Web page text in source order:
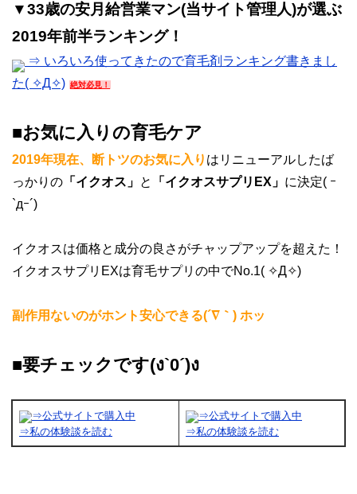
▼33歳の安月給営業マン(当サイト管理人)が選ぶ
2019年前半ランキング！
⇒ いろいろ使ってきたので育毛剤ランキング書きまし
た( ✧Д✧) 絶対必見！
■お気に入りの育毛ケア
2019年現在、断トツのお気に入り はリニューアルしたば
っかりの 「イクオス」 と 「イクオスサプリEX」 に決定( ｰ
`дｰ´)
イクオスは価格と成分の良さがチャップアップを超えた！
イクオスサプリEXは育毛サプリの中でNo.1( ✧Д✧)
副作用ないのがホント安心できる(´∇｀) ホッ
■要チェックです(ง`0´)ง
⇒公式サイトで購入中
⇒私の体験談を読む
⇒公式サイトで購入中
⇒私の体験談を読む